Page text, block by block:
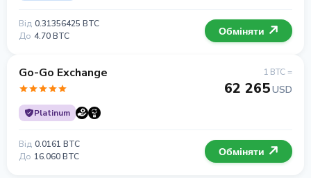
Від 0.31356425 BTC
До 4.70 BTC Обміняти
Go-Go Exchange
Platinum
1 BTC =
62 265USD
Від 0.0161 BTC
До 16.060 BTC Обміняти